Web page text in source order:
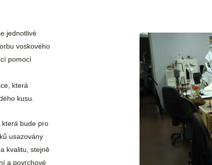
jednotlivé
voskového
pomocí
která
kusu.
která bude pro
usazovány
kvalitu, stejně
a povrchové